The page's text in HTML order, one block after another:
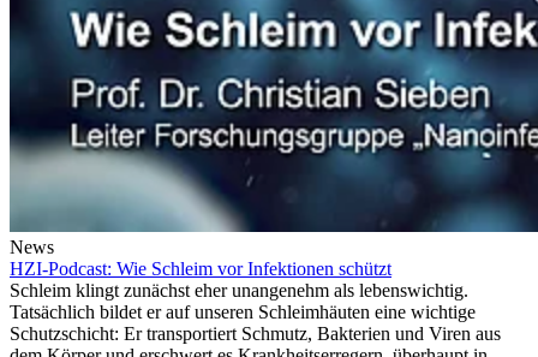
News
HZI-Podcast: Wie Schleim vor Infektionen schützt
Schleim klingt zunächst eher unangenehm als lebenswichtig.
Tatsächlich bildet er auf unseren Schleimhäuten eine wichtige
Schutzschicht: Er transportiert Schmutz, Bakterien und Viren aus